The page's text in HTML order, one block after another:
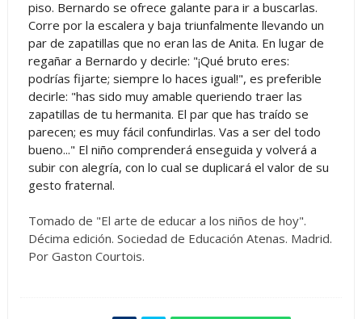
piso. Bernardo se ofrece galante para ir a buscarlas.
Corre por la escalera y baja triunfalmente llevando un
par de zapatillas que no eran las de Anita. En lugar de
regañar a Bernardo y decirle: "¡Qué bruto eres:
podrías fijarte; siempre lo haces igual!", es preferible
decirle: "has sido muy amable queriendo traer las
zapatillas de tu hermanita. El par que has traído se
parecen; es muy fácil confundirlas. Vas a ser del todo
bueno..." El niño comprenderá enseguida y volverá a
subir con alegría, con lo cual se duplicará el valor de su
gesto fraternal.
Tomado de "El arte de educar a los niños de hoy".
Décima edición. Sociedad de Educación Atenas. Madrid.
Por Gaston Courtois.